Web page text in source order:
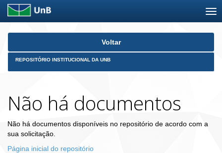
Skip
Voltar
REPOSITÓRIO INSTITUCIONAL DA UNB
Não há documentos
Não há documentos disponíveis no repositório de acordo com a
sua solicitação.
Página inicial do repositório